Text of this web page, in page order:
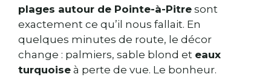
plages autour de Pointe-à-Pitre sont
exactement ce qu’il nous fallait. En
quelques minutes de route, le décor
change : palmiers, sable blond et eaux
turquoise à perte de vue. Le bonheur.